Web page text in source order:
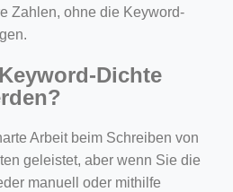
Zahlen, ohne die Keyword-
Dichte
Arbeit beim Schreiben von
geleistet, aber wenn Sie die
manuell oder mithilfe